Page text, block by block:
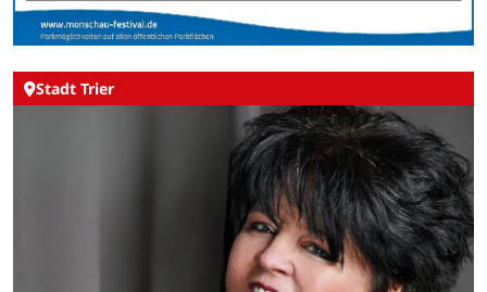
Stadt Trier